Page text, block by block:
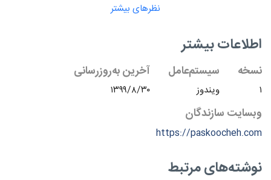
نظرهای بیشتر
اطلاعات بیشتر
نسخه
۱
سیستم‌عامل
ویندوز
آخرین به‌روزرسانی
۱۳۹۹/۸/۳۰
وبسایت سازندگان
https://paskoocheh.com
نوشته‌های مرتبط